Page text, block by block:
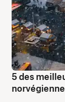
5 des
norvégienne